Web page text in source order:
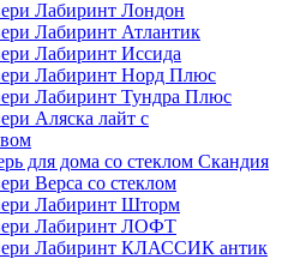
Лабиринт Лондон
Лабиринт Атлантик
Лабиринт Иссида
Лабиринт Норд Плюс
Лабиринт Тундра Плюс
Аляска лайт с
для дома со стеклом Скандия
Верса со стеклом
Лабиринт Шторм
Лабиринт ЛОФТ
Лабиринт КЛАССИК антик